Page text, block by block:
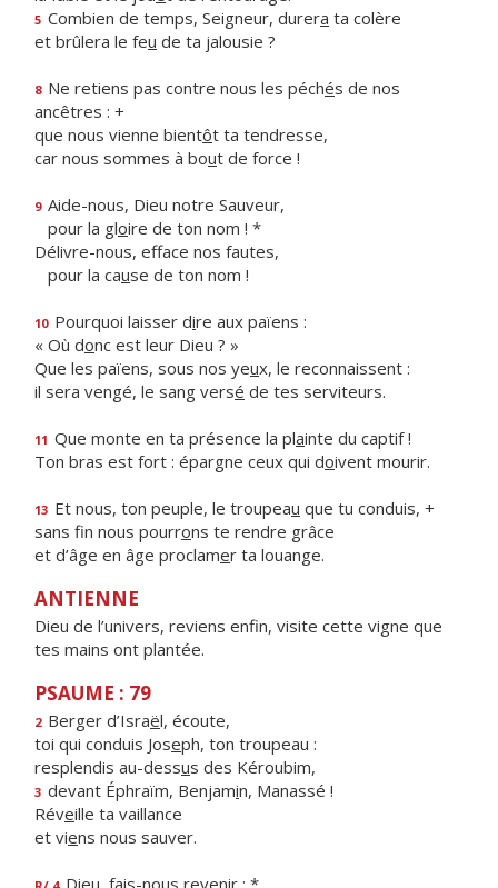
5 Combien de temps, Seigneur, durera ta colère
et brûlera le feu de ta jalousie ?
8 Ne retiens pas contre nous les péchés de nos
ancêtres : +
que nous vienne bientôt ta tendresse,
car nous sommes à bout de force !
9 Aide-nous, Dieu notre Sauveur,
pour la gloire de ton nom ! *
Délivre-nous, efface nos fautes,
pour la cause de ton nom !
10 Pourquoi laisser dire aux païens :
« Où donc est leur Dieu ? »
Que les païens, sous nos yeux, le reconnaissent :
il sera vengé, le sang versé de tes serviteurs.
11 Que monte en ta présence la plainte du captif !
Ton bras est fort : épargne ceux qui doivent mourir.
13 Et nous, ton peuple, le troupeau que tu conduis, +
sans fin nous pourrons te rendre grâce
et d’âge en âge proclamer ta louange.
ANTIENNE
Dieu de l’univers, reviens enfin, visite cette vigne que
tes mains ont plantée.
PSAUME : 79
2 Berger d’Israël, écoute,
toi qui conduis Joseph, ton troupeau :
resplendis au-dessus des Kéroubim,
3 devant Éphraïm, Benjamin, Manassé !
Réveille ta vaillance
et viens nous sauver.
Dieu, fais-nous revenir ; *